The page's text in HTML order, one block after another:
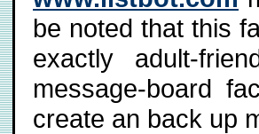
be noted that this
exactly adult-
message-board
create an back up